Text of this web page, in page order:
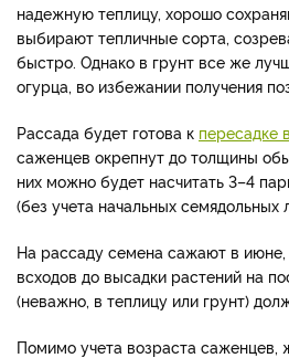
надежную теплицу, хорошо
выбирают тепличные сорта,
быстро. Однако в грунт все же
огурца, во избежании получения
Рассада будет готова к пересадке
саженцев окрепнут до толщины
них можно будет насчитать 3–4
(без учета начальных семядольных
На рассаду семена сажают в июне,
всходов до высадки растений на
(неважно, в теплицу или грунт)
Помимо учета возраста саженцев,